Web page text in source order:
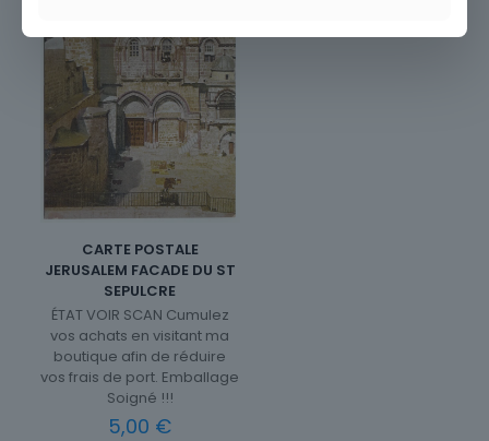
CARTE POSTALE
JERUSALEM FACADE DU ST
SEPULCRE
ÉTAT VOIR SCAN Cumulez
vos achats en visitant ma
boutique afin de réduire
vos frais de port. Emballage
Soigné !!!
5,00 €